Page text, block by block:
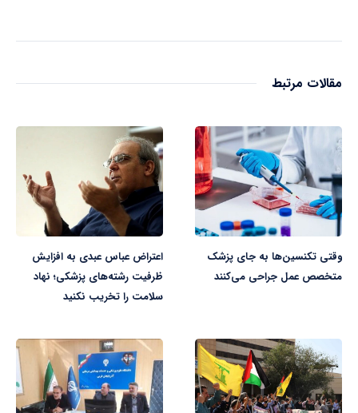
مقالات مرتبط
وقتی تکنسین‌ها به جای پزشک
متخصص عمل جراحی می‌کنند
اعتراض عباس عبدی به افزایش
ظرفیت رشته‌های پزشکی؛ نهاد
سلامت را تخریب نکنید